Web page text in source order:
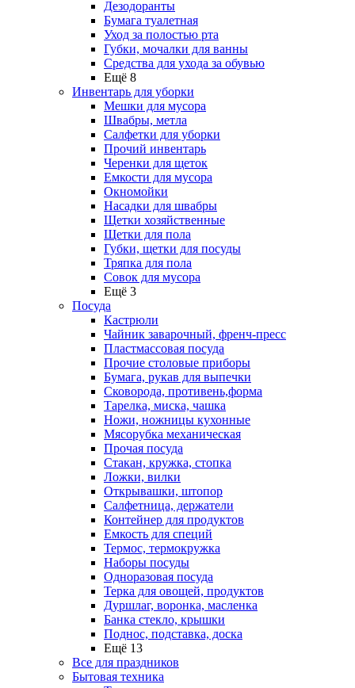
Дезодоранты
Бумага туалетная
Уход за полостью рта
Губки, мочалки для ванны
Средства для ухода за обувью
Ещё 8
Инвентарь для уборки
Мешки для мусора
Швабры, метла
Салфетки для уборки
Прочий инвентарь
Черенки для щеток
Емкости для мусора
Окномойки
Насадки для швабры
Щетки хозяйственные
Щетки для пола
Губки, щетки для посуды
Тряпка для пола
Совок для мусора
Ещё 3
Посуда
Кастрюли
Чайник заварочный, френч-пресс
Пластмассовая посуда
Прочие столовые приборы
Бумага, рукав для выпечки
Сковорода, противень,форма
Тарелка, миска, чашка
Ножи, ножницы кухонные
Мясорубка механическая
Прочая посуда
Стакан, кружка, стопка
Ложки, вилки
Открывашки, штопор
Салфетница, держатели
Контейнер для продуктов
Емкость для специй
Термос, термокружка
Наборы посуды
Одноразовая посуда
Терка для овощей, продуктов
Дуршлаг, воронка, масленка
Банка стекло, крышки
Поднос, подставка, доска
Ещё 13
Все для праздников
Бытовая техника